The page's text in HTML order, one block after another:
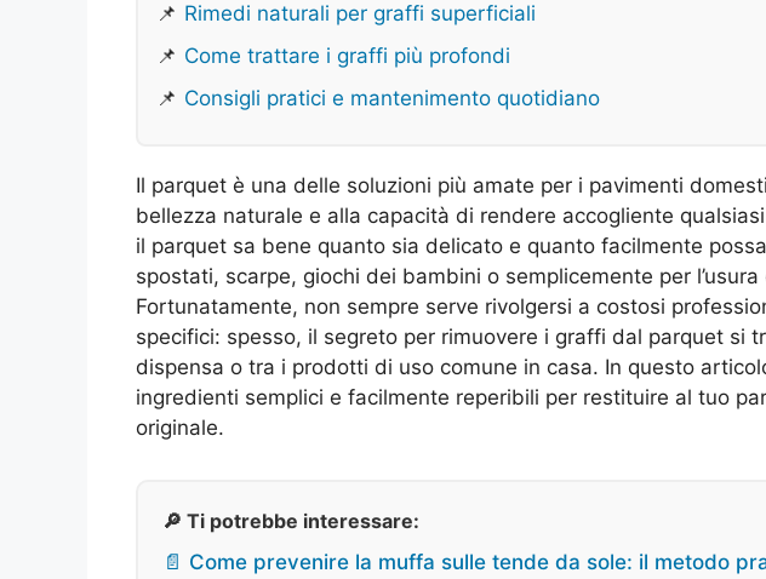
📌 Rimedi naturali per graffi superficiali
📌 Come trattare i graffi più profondi
📌 Consigli pratici e mantenimento quotidiano
Il parquet è una delle soluzioni più amate per i pavimenti
bellezza naturale e alla capacità di rendere accogliente
il parquet sa bene quanto sia delicato e quanto facilmente
spostati, scarpe, giochi dei bambini o semplicemente per
Fortunatamente, non sempre serve rivolgersi a costosi
specifici: spesso, il segreto per rimuovere i graffi dal parquet si
dispensa o tra i prodotti di uso comune in casa. In questo
ingredienti semplici e facilmente reperibili per restituire al tuo
originale.
🔎 Ti potrebbe interessare:
📄 Come prevenire la muffa sulle tende da sole: il metodo